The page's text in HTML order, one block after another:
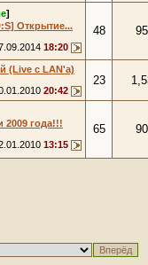
]
Открытие...
18:20
48
(Live с LAN'a)
20:42
23
2009 года!!!
13:15
65